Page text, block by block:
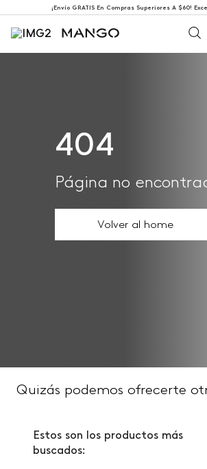
¡Envío GRATIS En Compras Superiores A $60!
404
Página no
Volver al home
Quizás podemos ofrecerte
Estos son los productos más
buscados: